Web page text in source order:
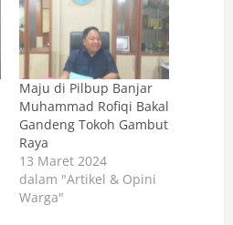
Maju di Pilbup Banjar
Muhammad Rofiqi Bakal
Gandeng Tokoh Gambut
Raya
13 Maret 2024
dalam "Artikel & Opini
Warga"